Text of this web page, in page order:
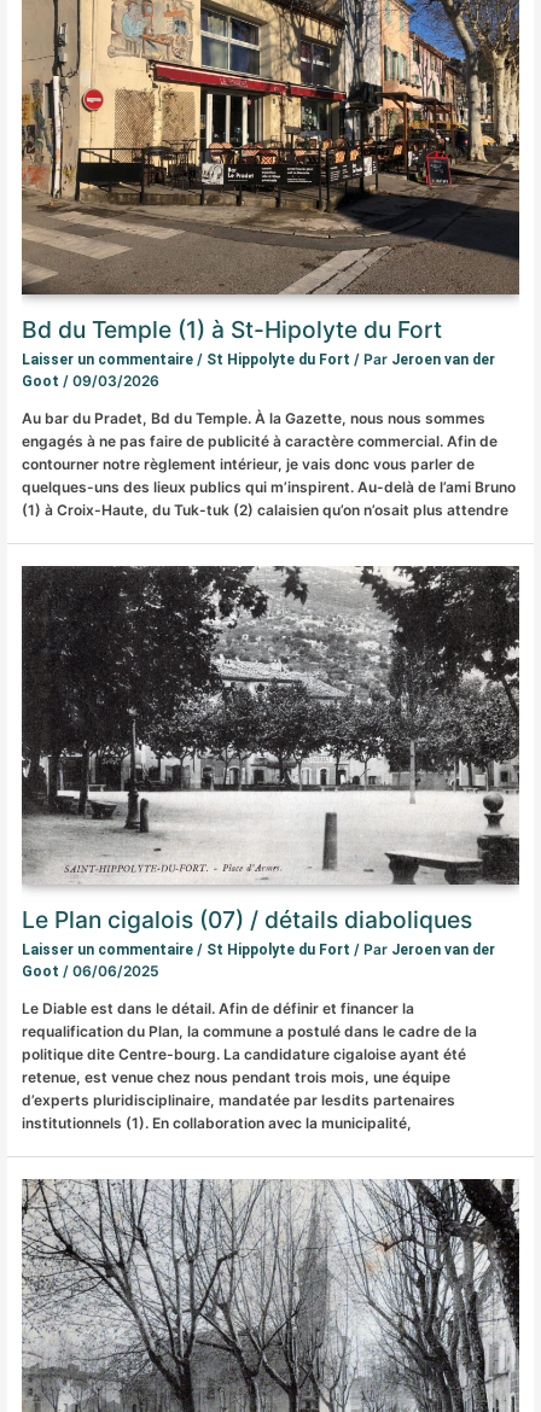
Bd du Temple (1) à St-Hipolyte du Fort
Laisser un commentaire / St Hippolyte du Fort / Par Jeroen van der
Goot /09/03/2026
Au bar du Pradet, Bd du Temple. À la Gazette, nous nous sommes
engagés à ne pas faire de publicité à caractère commercial. Afin de
contourner notre règlement intérieur, je vais donc vous parler de
quelques-uns des lieux publics qui m’inspirent. Au-delà de l’ami Bruno
(1) à Croix-Haute, du Tuk-tuk (2) calaisien qu’on n’osait plus attendre
Le Plan cigalois (07) / détails diaboliques
Laisser un commentaire / St Hippolyte du Fort / Par Jeroen van der
Goot /06/06/2025
Le Diable est dans le détail. Afin de définir et financer la
requalification du Plan, la commune a postulé dans le cadre de la
politique dite Centre-bourg. La candidature cigaloise ayant été
retenue, est venue chez nous pendant trois mois, une équipe
d’experts pluridisciplinaire, mandatée par lesdits partenaires
institutionnels (1). En collaboration avec la municipalité,